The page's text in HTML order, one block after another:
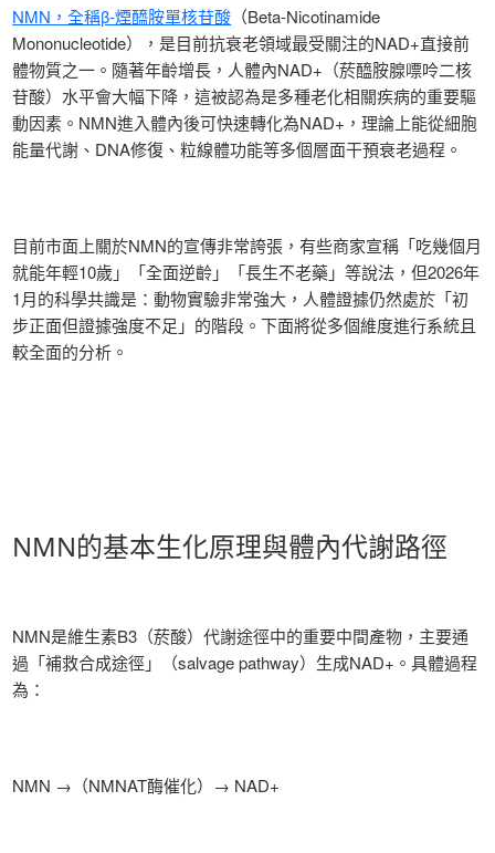
NMN，全稱β-煙醯胺單核苷酸 （Beta-Nicotinamide
Mononucleotide），是目前抗衰老領域最受關注的NAD+直接前
體物質之一。隨著年齡增長，人體內NAD+（菸醯胺腺嘌呤二核
苷酸）水平會大幅下降，這被認為是多種老化相關疾病的重要驅
動因素。NMN進入體內後可快速轉化為NAD+，理論上能從細胞
能量代謝、DNA修復、粒線體功能等多個層面干預衰老過程。
目前市面上關於NMN的宣傳非常誇張，有些商家宣稱「吃幾個月
就能年輕10歲」「全面逆齡」「長生不老藥」等說法，但2026年
1月的科學共識是：動物實驗非常強大，人體證據仍然處於「初
步正面但證據強度不足」的階段。下面將從多個維度進行系統且
較全面的分析。
NMN的基本生化原理與體內代謝路徑
NMN是維生素B3（菸酸）代謝途徑中的重要中間產物，主要通
過「補救合成途徑」（salvage pathway）生成NAD+。具體過程
為：
NMN →（NMNAT酶催化）→ NAD+